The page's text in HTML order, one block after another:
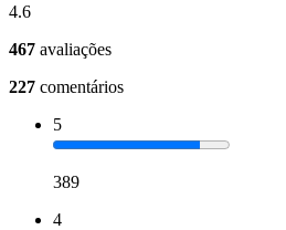
4.6
467 avaliações
227 comentários
5
389
4